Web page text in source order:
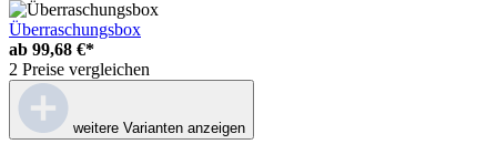
Überraschungsbox
ab 99,68 €*
2 Preise vergleichen
weitere Varianten anzeigen